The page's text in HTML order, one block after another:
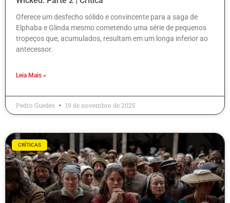
Oferece um desfecho sólido e convincente para a saga de
Elphaba e Glinda mesmo cometendo uma série de pequenos
tropeços que, acumulados, resultam em um longa inferior ao
antecessor.
Leia Mais »
Pedro Guedes 19 de novembro de 2025
CRÍTICAS